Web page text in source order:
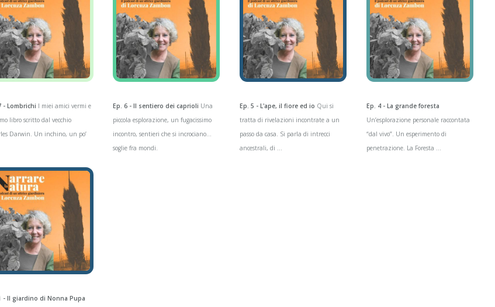
- Lombrichi I miei amici vermi e
libro scritto dal vecchio
Darwin. Un inchino, un po’
Ep. 6 - Il sentiero dei caprioli Una
piccola esplorazione, un fugacissimo
incontro, sentieri che si incrociano…
soglie fra mondi.
Ep. 5 - L'ape, il fiore ed io Qui si
tratta di rivelazioni incontrate a un
passo da casa. Si parla di intrecci
ancestrali, di ...
Ep. 4 - La grande foresta
Un’esplorazione personale raccontata
“dal vivo”. Un esperimento di
penetrazione. La Foresta ...
- Il giardino di Nonna Pupa